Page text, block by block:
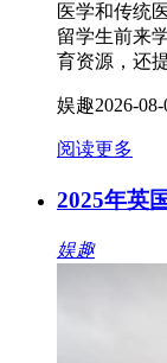
医学和传统
留学生前来
育资源，还
娱趣2026-
阅读更多
2025年英
娱趣